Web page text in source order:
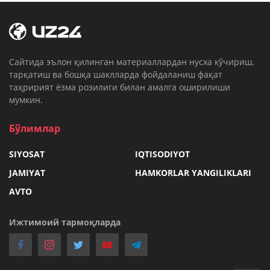
Cайтида эълон қилинган материаллардан нусха кўчириш,
тарқатиш ва бошқа шаклларда фойдаланиш фақат
таҳририят ёзма розилиги билан амалга оширилиши
мумкин.
Бўлимлар
SIYOSAT
IQTISODIYOT
JAMIYAT
HAMKORLAR YANGILIKLARI
AVTO
Ижтимоий тармоқларда